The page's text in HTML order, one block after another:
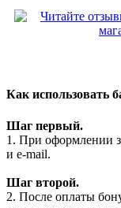
Как использовать
Шаг первый.
1. При оформлении
и e-mail.
Шаг второй.
2. После оплаты